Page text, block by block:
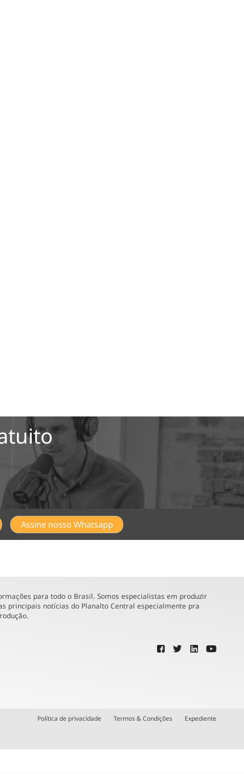
Assine nosso Whatsapp
para todo o Brasil. Somos especialistas em produzir
principais notícias do Planalto Central especialmente pra
Política de privacidade Termos & Condições Expediente